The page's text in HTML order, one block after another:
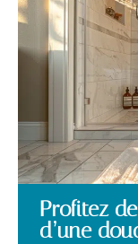
Profitez
d’une